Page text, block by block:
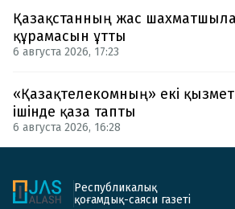
Қазақстанның жас
құрамасын ұтты
6 августа 2026, 17:23
«Қазақтелекомның» екі
ішінде қаза тапты
6 августа 2026, 16:28
Республикалық
қоғамдық-саяси газеті